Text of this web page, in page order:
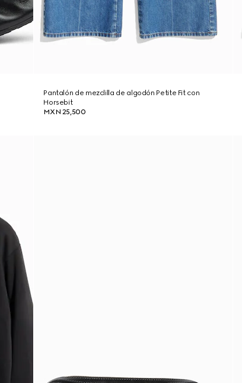
Pantalón de mezclilla de algodón Petite Fit con
Horsebit
MXN 25,500